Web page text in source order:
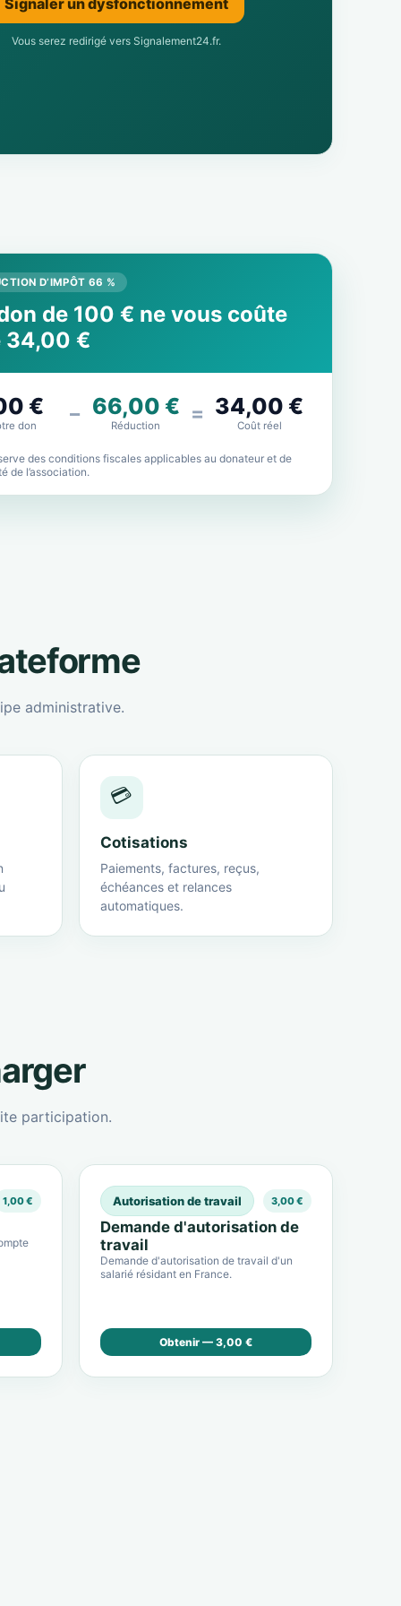
Vous serez redirigé vers Signalement24.fr.
D’IMPÔT 66 %
de 100 € ne vous coûte
34,00 €
€
don
− 66,00 €
Réduction
= 34,00 €
Coût réel
des conditions fiscales applicables au donateur et de
de l’association.
administrative.
💳
Cotisations
Paiements, factures, reçus,
échéances et relances
automatiques.
participation.
1,00 € Autorisation de travail 3,00 €
Demande d'autorisation de
travail
Demande d'autorisation de travail d'un
salarié résidant en France.
Obtenir — 3,00 €